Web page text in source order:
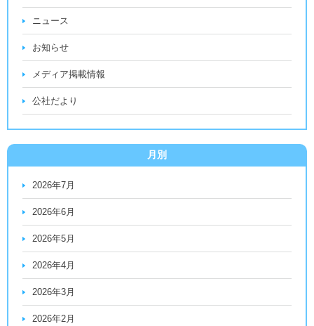
ニュース
お知らせ
メディア掲載情報
公社だより
月別
2026年7月
2026年6月
2026年5月
2026年4月
2026年3月
2026年2月